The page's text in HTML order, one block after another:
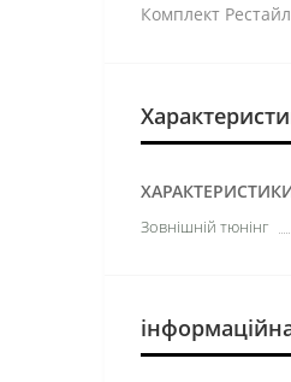
Комплект
Зовнішній тюнінг